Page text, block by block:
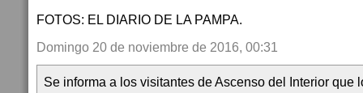
FOTOS: EL DIARIO DE LA PAMPA.
Domingo 20 de noviembre de 2016, 00:31
Se informa a los visitantes de Ascenso del Interior que